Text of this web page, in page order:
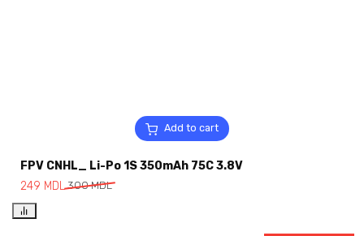
Add to cart
FPV CNHL_ Li-Po 1S 350mAh 75C 3.8V
300MDL
249 MDL